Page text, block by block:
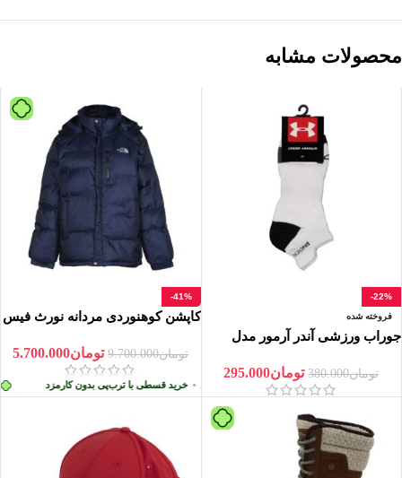
محصولات مشابه
-22%
فروخته شده
جوراب ورزشی آندر آرمور مدل
تومان380.000 تومان295.000
پرداخت اقساطی خرید قسطی با ترب‌پی بدون کارمزد بدون کارمزد
-41%
کاپشن کوهنوردی مردانه نورث فیس
تومان9.700.000 تومان5.700.000